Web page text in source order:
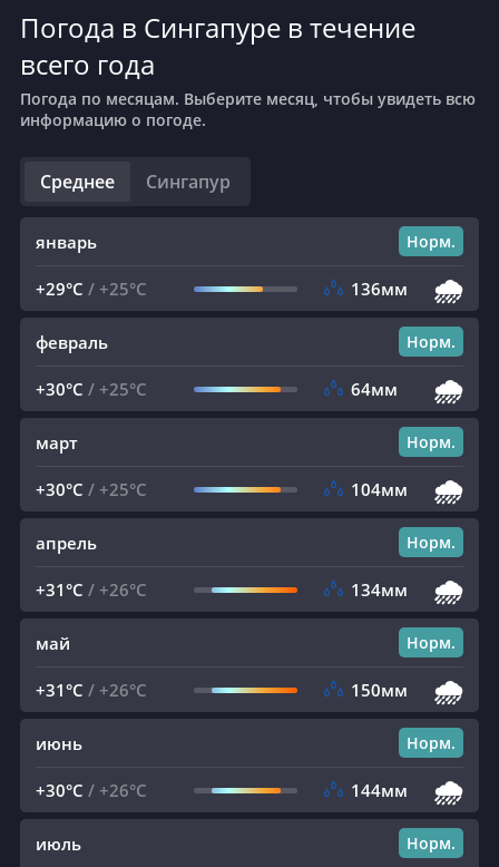
Погода в Сингапуре в течение
всего года
Погода по месяцам. Выберите месяц, чтобы увидеть всю
информацию о погоде.
Среднее Сингапур
январь Норм.
+29°C / +25°C 136мм 🌧️
февраль Норм.
+30°C / +25°C 64мм 🌧️
март Норм.
+30°C / +25°C 104мм 🌧️
апрель Норм.
+31°C / +26°C 134мм 🌧️
май Норм.
+31°C / +26°C 150мм 🌧️
июнь Норм.
+30°C / +26°C 144мм 🌧️
июль Норм.